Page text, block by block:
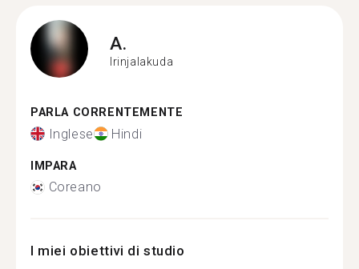
A.
Irinjalakuda
PARLA CORRENTEMENTE
Inglese Hindi
IMPARA
Coreano
I miei obiettivi di studio